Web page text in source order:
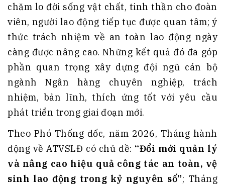
chăm lo đời sống vật chất, tinh thần cho đoàn
viên, người lao động tiếp tục được quan tâm; ý
thức trách nhiệm về an toàn lao động ngày
càng được nâng cao. Những kết quả đó đã góp
phần quan trọng xây dựng đội ngũ cán bộ
ngành Ngân hàng chuyên nghiệp, trách
nhiệm, bản lĩnh, thích ứng tốt với yêu cầu
phát triển trong giai đoạn mới.
Theo Phó Thống đốc, năm 2026, Tháng hành
động về ATVSLĐ có chủ đề: “Đổi mới quản lý
và nâng cao hiệu quả công tác an toàn, vệ
sinh lao động trong kỷ nguyên số”; Tháng